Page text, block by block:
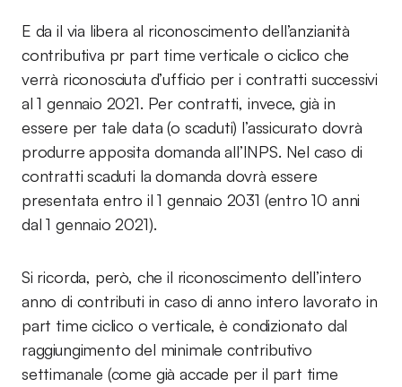
E da il via libera al riconoscimento dell’anzianità
contributiva pr part time verticale o ciclico che
verrà riconosciuta d’ufficio per i contratti successivi
al 1 gennaio 2021. Per contratti, invece, già in
essere per tale data (o scaduti) l’assicurato dovrà
produrre apposita domanda all’INPS. Nel caso di
contratti scaduti la domanda dovrà essere
presentata entro il 1 gennaio 2031 (entro 10 anni
dal 1 gennaio 2021).
Si ricorda, però, che il riconoscimento dell’intero
anno di contributi in caso di anno intero lavorato in
part time ciclico o verticale, è condizionato dal
raggiungimento del minimale contributivo
settimanale (come già accade per il part time